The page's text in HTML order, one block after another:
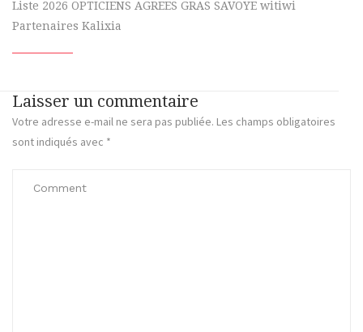
Liste 2026 OPTICIENS AGREES GRAS SAVOYE witiwi
Partenaires Kalixia
Laisser un commentaire
Votre adresse e-mail ne sera pas publiée. Les champs obligatoires
sont indiqués avec *